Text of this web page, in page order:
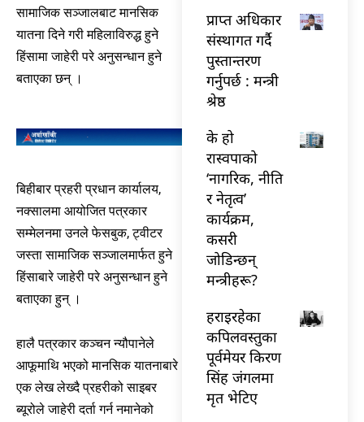
सामाजिक सञ्जालबाट मानसिक
यातना दिने गरी महिलाविरुद्ध हुने
हिंसामा जाहेरी परे अनुसन्धान हुने
बताएका छन् ।
बिहीबार प्रहरी प्रधान कार्यालय,
नक्सालमा आयोजित पत्रकार
सम्मेलनमा उनले फेसबुक, ट्वीटर
जस्ता सामाजिक सञ्जालमार्फत हुने
हिंसाबारे जाहेरी परे अनुसन्धान हुने
बताएका हुन् ।
हालै पत्रकार कञ्चन न्यौपानेले
आफूमाथि भएको मानसिक यातनाबारे
एक लेख लेख्दै प्रहरीको साइबर
ब्यूरोले जाहेरी दर्ता गर्न नमानेको
प्राप्त अधिकार
संस्थागत गर्दै
पुस्तान्तरण
गर्नुपर्छ : मन्त्री
श्रेष्ठ
के हो
रास्वपाको
‘नागरिक, नीति
र नेतृत्व’
कार्यक्रम,
कसरी
जोडिन्छन्
मन्त्रीहरू?
हराइरहेका
कपिलवस्तुका
पूर्वमेयर किरण
सिंह जंगलमा
मृत भेटिए